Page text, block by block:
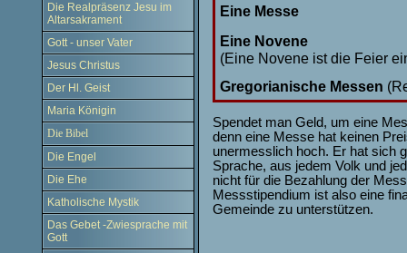
Die Realpräsenz Jesu im
Altarsakrament
Gott - unser Vater
Jesus Christus
Der Hl. Geist
Maria Königin
Die Bibel
Die Engel
Die Ehe
Katholische Mystik
Das Gebet -Zwiesprache mit
Gott
Eine Messe
Eine Novene
(Eine Novene ist die Feier
Gregorianische Messen
Spendet man Geld, um eine
denn eine Messe hat keinen
unermesslich hoch. Er hat sich
Sprache, aus jedem Volk und
nicht für die Bezahlung der
Messstipendium ist also eine
Gemeinde zu unterstützen.